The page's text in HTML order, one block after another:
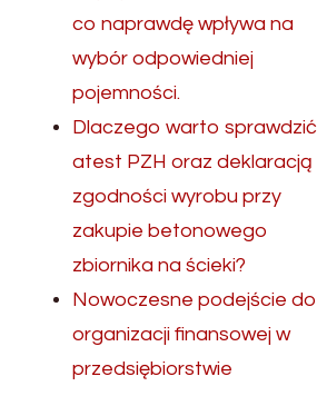
co naprawdę wpływa na
wybór odpowiedniej
pojemności.
Dlaczego warto sprawdzić
atest PZH oraz deklaracją
zgodności wyrobu przy
zakupie betonowego
zbiornika na ścieki?
Nowoczesne podejście do
organizacji finansowej w
przedsiębiorstwie